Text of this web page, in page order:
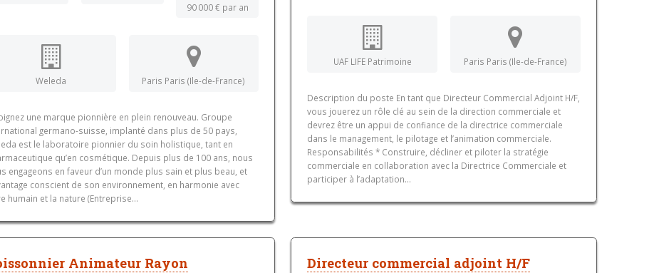
90 000 € par an
Weleda Paris Paris (Ile-de-France)
une marque pionnière en plein renouveau. Groupe
germano-suisse, implanté dans plus de 50 pays,
est le laboratoire pionnier du soin holistique, tant en
qu’en cosmétique. Depuis plus de 100 ans, nous
engageons en faveur d’un monde plus sain et plus beau, et
conscient de son environnement, en harmonie avec
humain et la nature (Entreprise...
UAF LIFE Patrimoine Paris Paris (Ile-de-France)
Description du poste En tant que Directeur Commercial Adjoint H/F,
vous jouerez un rôle clé au sein de la direction commerciale et
devrez être un appui de confiance de la directrice commerciale
dans le management, le pilotage et l’animation commerciale.
Responsabilités * Construire, décliner et piloter la stratégie
commerciale en collaboration avec la Directrice Commerciale et
participer à l’adaptation...
Animateur Rayon
Directeur commercial adjoint H/F